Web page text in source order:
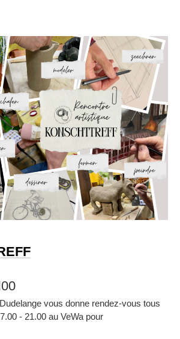
vous donne rendez-vous tous
- 21.00 au VeWa pour